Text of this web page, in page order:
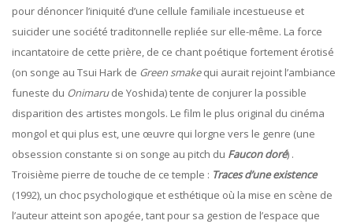
pour dénoncer l’iniquité d’une cellule familiale incestueuse et
suicider une société traditonnelle repliée sur elle-même. La force
incantatoire de cette prière, de ce chant poétique fortement érotisé
(on songe au Tsui Hark de Green smakequi aurait rejoint l’ambiance
funeste du Onimarude Yoshida) tente de conjurer la possible
disparition des artistes mongols. Le film le plus original du cinéma
mongol et qui plus est, une œuvre qui lorgne vers le genre (une
obsession constante si on songe au pitch du Faucon doré) .
Troisième pierre de touche de ce temple : Traces d’une existence
(1992), un choc psychologique et esthétique où la mise en scène de
l’auteur atteint son apogée, tant pour sa gestion de l’espace que